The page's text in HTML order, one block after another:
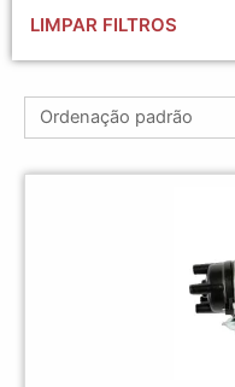
LIMPAR FILTROS